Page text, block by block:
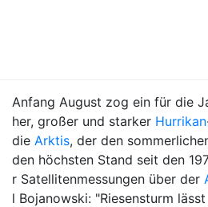
Anfang August zog ein für die
her, großer und starker Hurrikan
die Arktis, der den
den höchsten Stand seit den
r Satellitenmessungen über der
l Bojanowski: "Riesensturm